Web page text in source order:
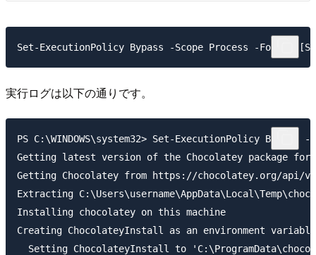
実行ログは以下の通りです。
PS C:\WINDOWS\system32> Set-ExecutionPolicy
Getting latest version of the Chocolatey package for
Getting Chocolatey from https://chocolatey.org/api/
Extracting
Installing chocolatey on this machine
Creating ChocolateyInstall as an environment
Setting ChocolateyInstall to